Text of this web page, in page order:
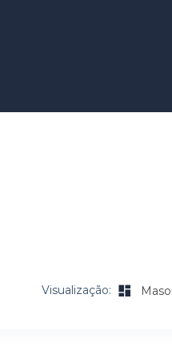
Visualização: